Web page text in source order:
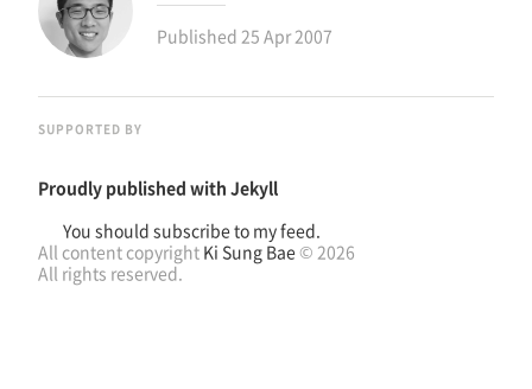
Published 25 Apr 2007
SUPPORTED BY
Proudly published with Jekyll
You should subscribe to my feed.
All content copyright Ki Sung Bae© 2026
All rights reserved.